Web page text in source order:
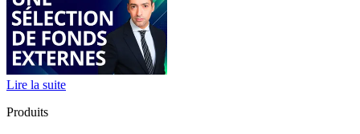
Lire la suite
Produits